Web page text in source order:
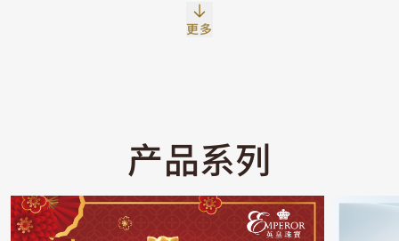
更多
产品系列